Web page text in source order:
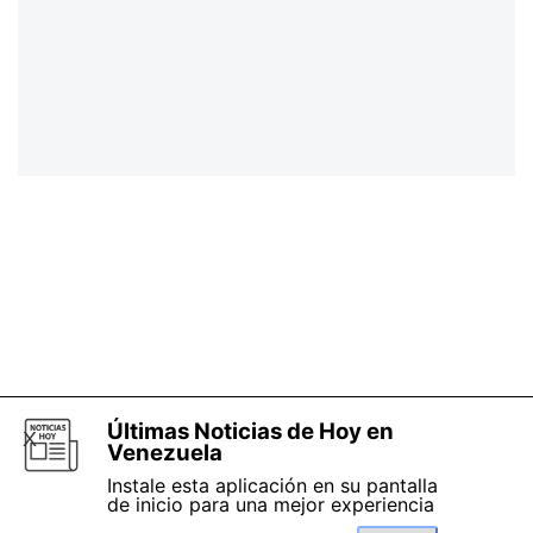
Últimas Noticias de Hoy en
Venezuela
Instale esta aplicación en su pantalla
de inicio para una mejor experiencia
X